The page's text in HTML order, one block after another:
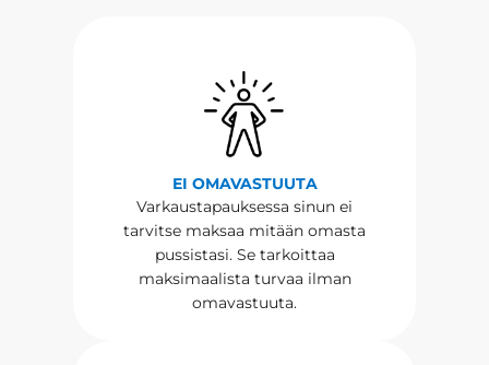
EI OMAVASTUUTA
Varkaustapauksessa sinun ei
tarvitse maksaa mitään omasta
pussistasi. Se tarkoittaa
maksimaalista turvaa ilman
omavastuuta.